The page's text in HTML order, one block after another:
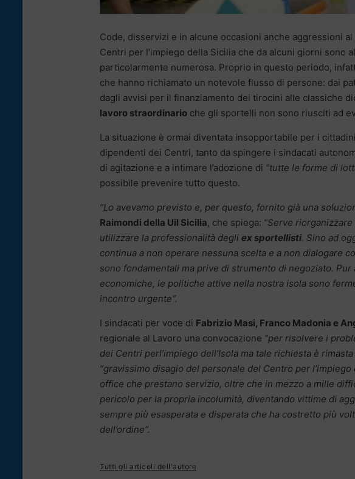
Code, disservizi e in alcune occasioni anche aggressioni
Centri per l’impiego della Sicilia che da alcuni giorni sono
particolarmente numerosa. Proprio in questo periodo,
che hanno richiamato un notevole flusso di persone: dai
dagli avvisi per il finanziamento dei tirocini alle classiche
lavoro straordinario che gli sportelli non sono riusciti ad
La situazione è ormai diventata insopportabile per i
dipendenti dei Centri, tanto da spingere i sindacati
di agitazione e a intimare l’adozione di “tutte le forme di
possibile prevenire tutto questo.
“Lo avevamo previsto e, per questo, fornito già una
Raimondi della Uil Sicilia, che spiega: “Serve
utilizzare la professionalità degli ex sportellisti. Sino ad
continua a non operare nessuna scelta e a non dialogare
sono fondamentali ma prive di strumento di negoziato.
economiche, le politiche attive nella nostra isola sono
incontro urgente”.
I sindacati per voce di Fabrizio Masi, Franco Madonia e
regionale al Lavoro una convocazione “per risolvere i
dei Centri perl’impiego dell’Isola ma tale richiesta è rimasta
“gravissimo disagio del personale del Centro per
office che prestano servizio, oltre che in mezzo a mille
pericolo per la propria incolumità, diventando vittime di
sempre più esasperata e disperata che ha costretto più
dell’ordine”.
Tutti gli articoli dell'autore